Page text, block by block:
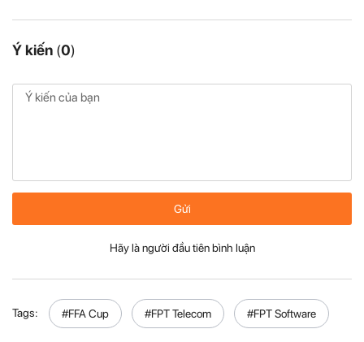
Ý kiến (0)
Gửi
Hãy là người đầu tiên bình luận
Tags: #FFA Cup #FPT Telecom #FPT Software